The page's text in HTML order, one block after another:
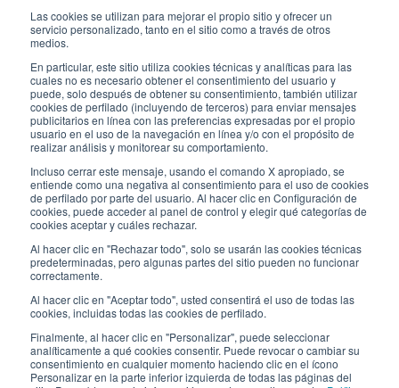
Las cookies se utilizan para mejorar el propio sitio y ofrecer un
servicio personalizado, tanto en el sitio como a través de otros
medios.
En particular, este sitio utiliza cookies técnicas y analíticas para las
cuales no es necesario obtener el consentimiento del usuario y
puede, solo después de obtener su consentimiento, también utilizar
cookies de perfilado (incluyendo de terceros) para enviar mensajes
publicitarios en línea con las preferencias expresadas por el propio
usuario en el uso de la navegación en línea y/o con el propósito de
realizar análisis y monitorear su comportamiento.
Incluso cerrar este mensaje, usando el comando X apropiado, se
entiende como una negativa al consentimiento para el uso de cookies
de perfilado por parte del usuario. Al hacer clic en Configuración de
cookies, puede acceder al panel de control y elegir qué categorías de
cookies aceptar y cuáles rechazar.
Al hacer clic en "Rechazar todo", solo se usarán las cookies técnicas
predeterminadas, pero algunas partes del sitio pueden no funcionar
correctamente.
Al hacer clic en "Aceptar todo", usted consentirá el uso de todas las
cookies, incluidas todas las cookies de perfilado.
Finalmente, al hacer clic en "Personalizar", puede seleccionar
analíticamente a qué cookies consentir. Puede revocar o cambiar su
consentimiento en cualquier momento haciendo clic en el ícono
Personalizar en la parte inferior izquierda de todas las páginas del
Subscríbete a nuestro boletín
Trabaja con nosotros
Los envases de Interfluid
Proyecto de transformación digital
MANT É GASE AL D ÍA